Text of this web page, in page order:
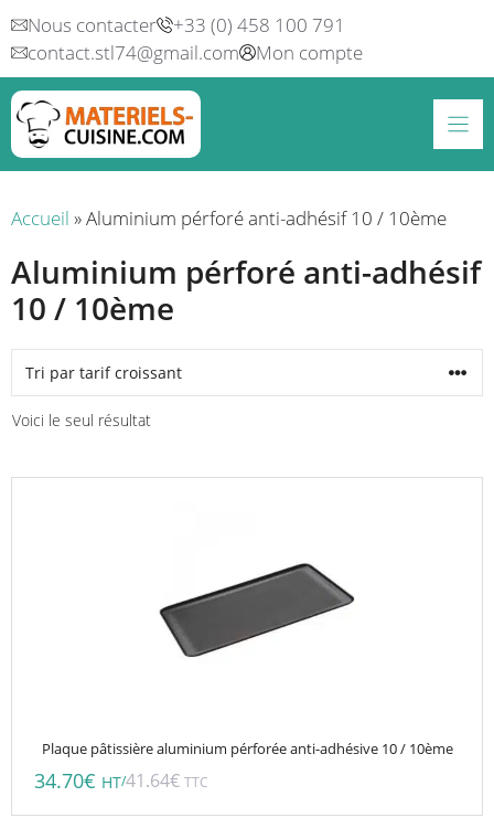
Aller
au
contenu
Nous contacter
+33 (0) 458 100 791
contact.stl74@gmail.com
Mon compte
Accueil »Aluminium pérforé anti-adhésif 10 / 10ème
Aluminium pérforé anti-adhésif
10 / 10ème
Voici le seul résultat
Plaque pâtissière aluminium pérforée anti-adhésive 10 / 10ème
34.70€ HT/41.64€ TTC